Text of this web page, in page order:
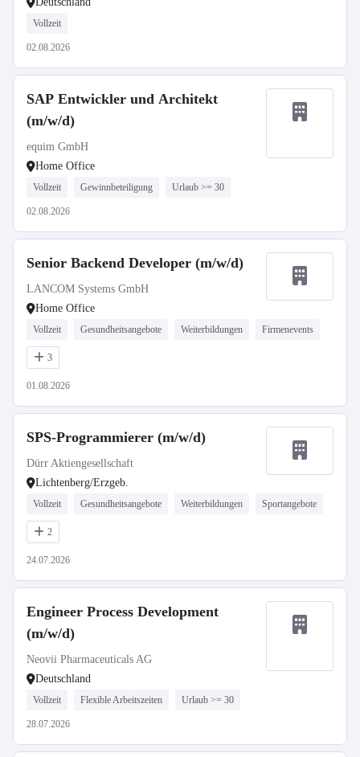
Vollzeit
02.08.2026
SAP Entwickler und Architekt
(m/w/d)
equim GmbH
Home Office
Vollzeit Gewinnbeteiligung Urlaub >= 30
02.08.2026
Senior Backend Developer (m/w/d)
LANCOM Systems GmbH
Home Office
Vollzeit Gesundheitsangebote Weiterbildungen Firmenevents
3
01.08.2026
SPS-Programmierer (m/w/d)
Dürr Aktiengesellschaft
Lichtenberg/Erzgeb.
Vollzeit Gesundheitsangebote Weiterbildungen Sportangebote
2
24.07.2026
Engineer Process Development
(m/w/d)
Neovii Pharmaceuticals AG
Deutschland
Vollzeit Flexible Arbeitszeiten Urlaub >= 30
28.07.2026